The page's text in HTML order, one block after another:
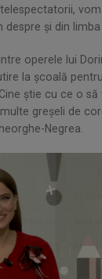
și din limba
operele lui
la școală
știe cu ce o să
greşeli de
Negrea.